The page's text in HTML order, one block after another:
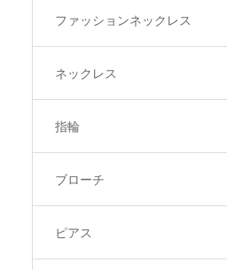
ファッションネックレス
ネックレス
指輪
ブローチ
ピアス